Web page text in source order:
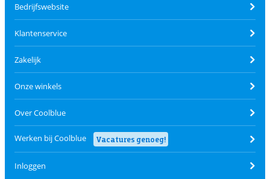
Bedrijfswebsite
Klantenservice
Zakelijk
Onze winkels
Over Coolblue
Werken bij Coolblue Vacatures genoeg!
Inloggen